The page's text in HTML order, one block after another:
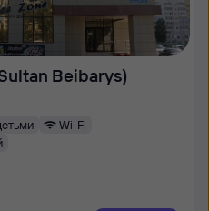
Beibarys)
Wi-Fi